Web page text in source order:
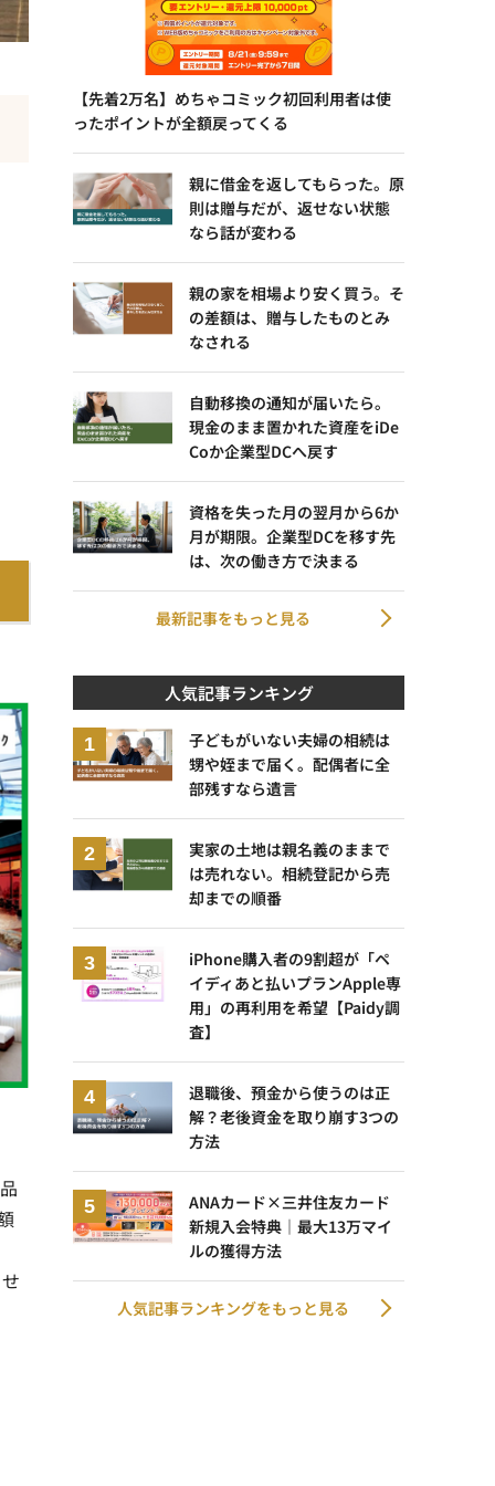
【先着2万名】めちゃコミック初回利用者は使
ったポイントが全額戻ってくる
親に借金を返してもらった。原
則は贈与だが、返せない状態
なら話が変わる
親の家を相場より安く買う。そ
の差額は、贈与したものとみ
なされる
自動移換の通知が届いたら。
現金のまま置かれた資産をiDe
Coか企業型DCへ戻す
資格を失った月の翌月から6か
月が期限。企業型DCを移す先
は、次の働き方で決まる
最新記事をもっと見る
人気記事ランキング
子どもがいない夫婦の相続は
甥や姪まで届く。配偶者に全
部残すなら遺言
実家の土地は親名義のままで
は売れない。相続登記から売
却までの順番
iPhone購入者の9割超が「ペ
イディあと払いプランApple専
用」の再利用を希望【Paidy調
査】
退職後、預金から使うのは正
解？老後資金を取り崩す3つの
方法
ANAカード×三井住友カード
新規入会特典｜最大13万マイ
ルの獲得方法
人気記事ランキングをもっと見る